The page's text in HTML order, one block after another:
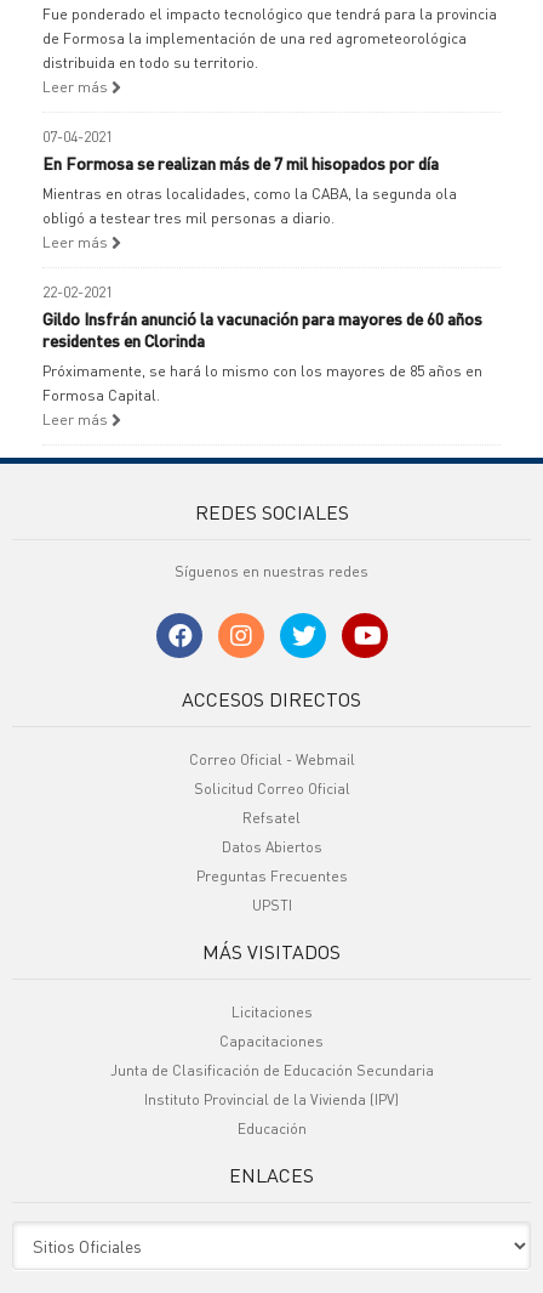
Fue ponderado el impacto tecnológico que tendrá para la provincia
de Formosa la implementación de una red agrometeorológica
distribuida en todo su territorio.
Leer más
07-04-2021
En Formosa se realizan más de 7 mil hisopados por día
Mientras en otras localidades, como la CABA, la segunda ola
obligó a testear tres mil personas a diario.
Leer más
22-02-2021
Gildo Insfrán anunció la vacunación para mayores de 60 años
residentes en Clorinda
Próximamente, se hará lo mismo con los mayores de 85 años en
Formosa Capital.
Leer más
REDES SOCIALES
Síguenos en nuestras redes
ACCESOS DIRECTOS
Correo Oficial - Webmail
Solicitud Correo Oficial
Refsatel
Datos Abiertos
Preguntas Frecuentes
UPSTI
MÁS VISITADOS
Licitaciones
Capacitaciones
Junta de Clasificación de Educación Secundaria
Instituto Provincial de la Vivienda (IPV)
Educación
ENLACES